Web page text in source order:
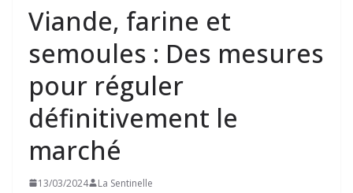
Viande, farine et
semoules : Des mesures
pour réguler
définitivement le
marché
13/03/2024 La Sentinelle